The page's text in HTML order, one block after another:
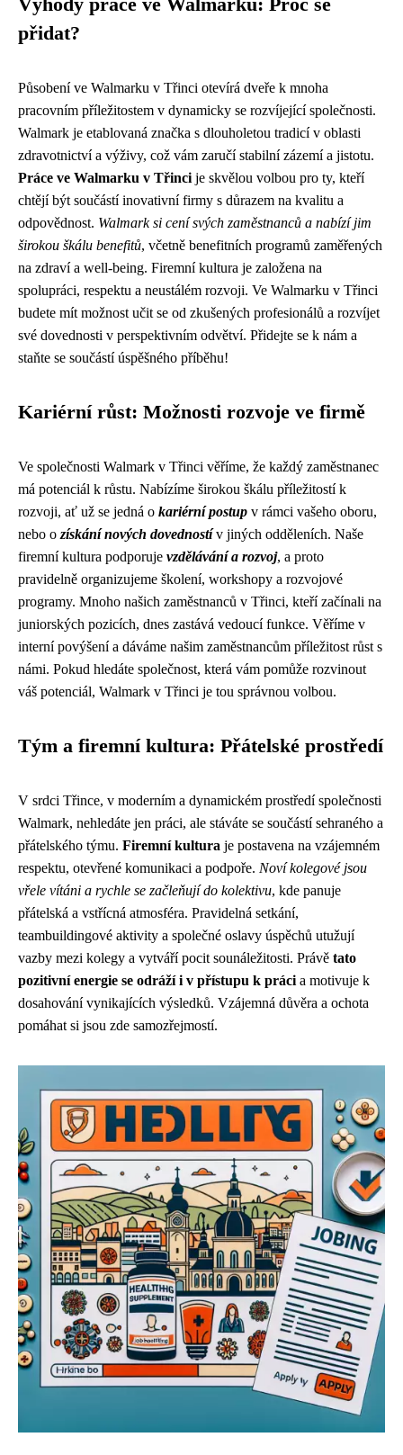
Výhody práce ve Walmarku: Proč se
přidat?
Působení ve Walmarku v Třinci otevírá dveře k mnoha
pracovním příležitostem v dynamicky se rozvíjející společnosti.
Walmark je etablovaná značka s dlouholetou tradicí v oblasti
zdravotnictví a výživy, což vám zaručí stabilní zázemí a jistotu.
Práce ve Walmarku v Třinci je skvělou volbou pro ty, kteří
chtějí být součástí inovativní firmy s důrazem na kvalitu a
odpovědnost. Walmark si cení svých zaměstnanců a nabízí jim
širokou škálu benefitů, včetně benefitních programů zaměřených
na zdraví a well-being. Firemní kultura je založena na
spolupráci, respektu a neustálém rozvoji. Ve Walmarku v Třinci
budete mít možnost učit se od zkušených profesionálů a rozvíjet
své dovednosti v perspektivním odvětví. Přidejte se k nám a
staňte se součástí úspěšného příběhu!
Kariérní růst: Možnosti rozvoje ve firmě
Ve společnosti Walmark v Třinci věříme, že každý zaměstnanec
má potenciál k růstu. Nabízíme širokou škálu příležitostí k
rozvoji, ať už se jedná o kariérní postup v rámci vašeho oboru,
nebo o získání nových dovednostív jiných odděleních. Naše
firemní kultura podporuje vzdělávání a rozvoj, a proto
pravidelně organizujeme školení, workshopy a rozvojové
programy. Mnoho našich zaměstnanců v Třinci, kteří začínali na
juniorských pozicích, dnes zastává vedoucí funkce. Věříme v
interní povýšení a dáváme našim zaměstnancům příležitost růst s
námi. Pokud hledáte společnost, která vám pomůže rozvinout
váš potenciál, Walmark v Třinci je tou správnou volbou.
Tým a firemní kultura: Přátelské prostředí
V srdci Třince, v moderním a dynamickém prostředí společnosti
Walmark, nehledáte jen práci, ale stáváte se součástí sehraného a
přátelského týmu. Firemní kultura je postavena na vzájemném
respektu, otevřené komunikaci a podpoře. Noví kolegové jsou
vřele vítáni a rychle se začleňují do kolektivu, kde panuje
přátelská a vstřícná atmosféra. Pravidelná setkání,
teambuildingové aktivity a společné oslavy úspěchů utužují
vazby mezi kolegy a vytváří pocit sounáležitosti. Právě tato
pozitivní energie se odráží i v přístupu k práci a motivuje k
dosahování vynikajících výsledků. Vzájemná důvěra a ochota
pomáhat si jsou zde samozřejmostí.